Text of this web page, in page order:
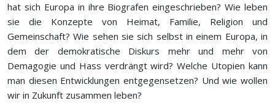
hat sich Europa in ihre Biografen eingeschrieben? Wie leben
sie die Konzepte von Heimat, Familie, Religion und
Gemeinschaft? Wie sehen sie sich selbst in einem Europa, in
dem der demokratische Diskurs mehr und mehr von
Demagogie und Hass verdrängt wird? Welche Utopien kann
man diesen Entwicklungen entgegensetzen? Und wie wollen
wir in Zukunft zusammen leben?